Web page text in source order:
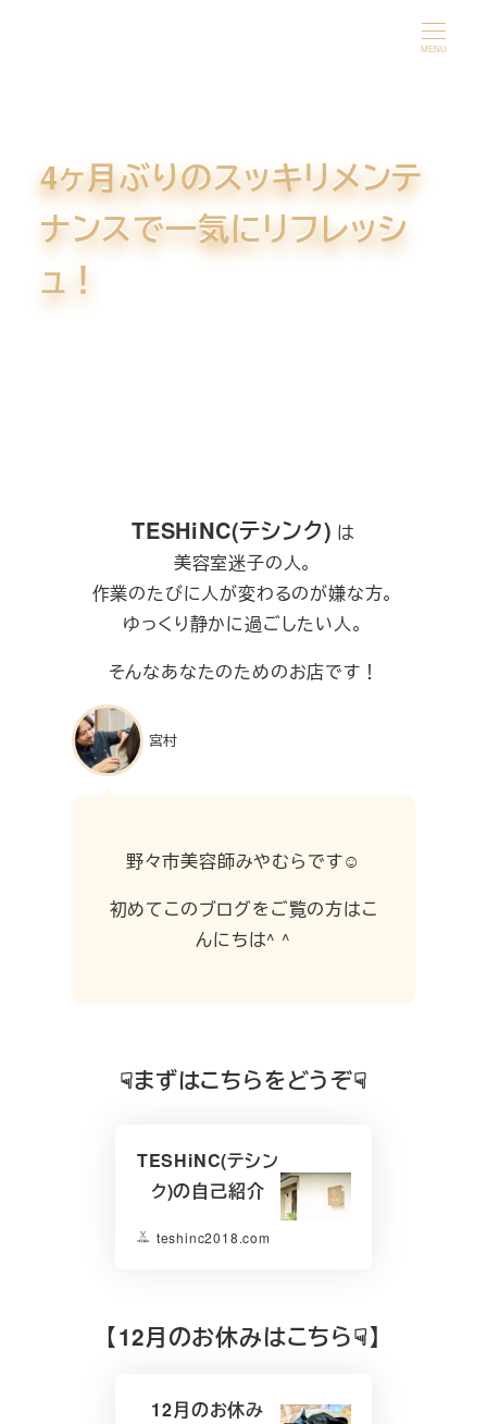
MENU
4ヶ月ぶりのスッキリメンテ
ナンスで一気にリフレッシ
ュ！
TESHiNC(テシンク) は
美容室迷子の人。
作業のたびに人が変わるのが嫌な方。
ゆっくり静かに過ごしたい人。
そんなあなたのためのお店です！
宮村
野々市美容師みやむらです☺︎
初めてこのブログをご覧の方はこ
んにちは^ ^
☟まずはこちらをどうぞ☟
TESHiNC(テシン
ク)の自己紹介
teshinc2018.com
【12月のお休みはこちら☟】
12月のお休み